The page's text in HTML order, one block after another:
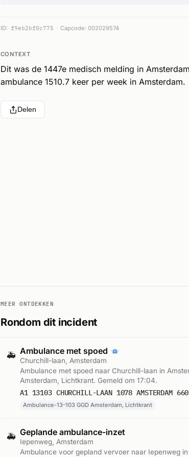
ID: f9eb2bf0c775 Capcode: 002029574
CONTEXT
Dit was de 1447e medisch melding in
ambulance 1510.7 keer per week in Amsterdam.
Delen
MEER ONTDEKKEN
Rondom dit incident
🚑 Ambulance met spoed
Churchill-laan, Amsterdam
Ambulance met spoed naar Churchill-laan in
Amsterdam, Lichtkrant. Gemeld om 17:04.
A1 13103 CHURCHILL-LAAN 1078 AMSTERDAM
Ambulance-13-103 GGD Amsterdam, Lichtkrant
🚑 Geplande ambulance-inzet
Iepenweg, Amsterdam
Ambulance voor gepland vervoer naar Iepenweg